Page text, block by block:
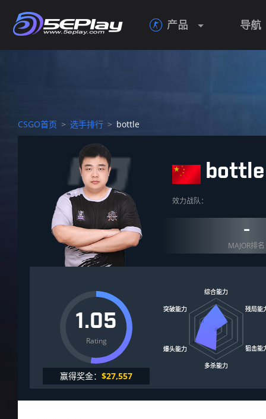
 产品 导航
CSGO首页 > 选手排行 > bottle
bottle
效力战队：
-
MAJOR排名
1.05
Rating
赢得奖金： $27,557